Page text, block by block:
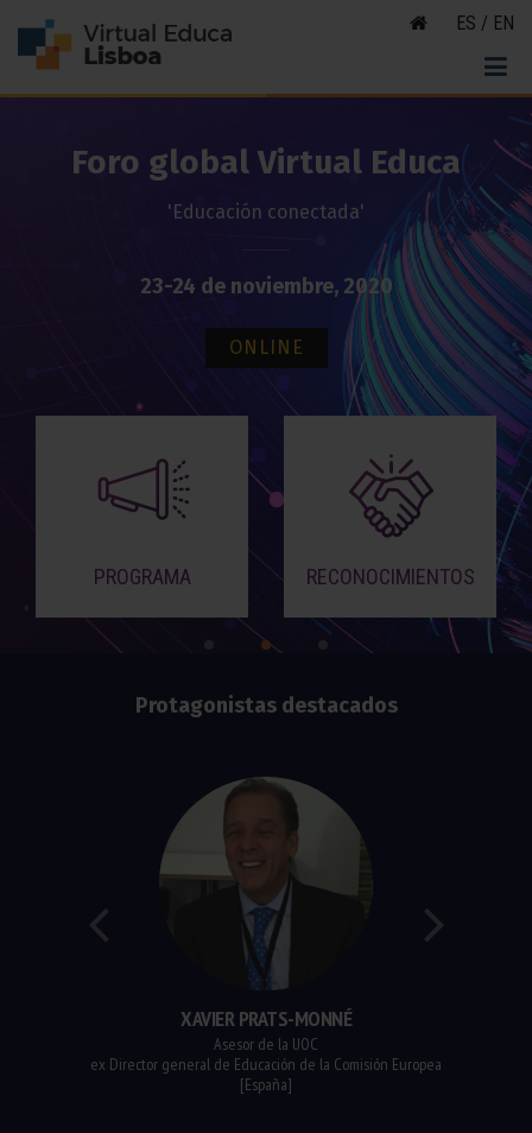
ES / EN
Foro global Virtual Educa
'Educación conectada'
23-24 de noviembre, 2020
ONLINE
PROGRAMA RECONOCIMIENTOS
Protagonistas destacados
XAVIER PRATS-MONNÉ
Asesor de la UOC
ex Director general de Educación de la Comisión Europea
[España]